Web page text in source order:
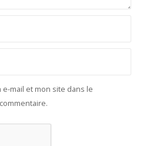
mail et mon site dans le